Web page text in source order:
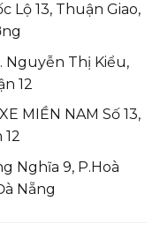
Lộ 13, Thuận Giao,
Nguyễn Thị Kiểu,
12
MIỀN NAM Số 13,
12
Nghĩa 9, P.Hoà
Nẵng